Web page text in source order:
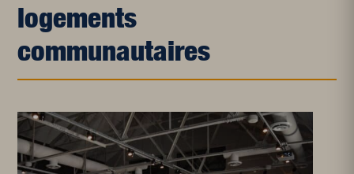
logements
communautaires